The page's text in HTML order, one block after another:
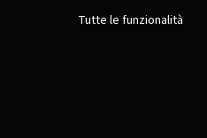
Tutte le funzionalità